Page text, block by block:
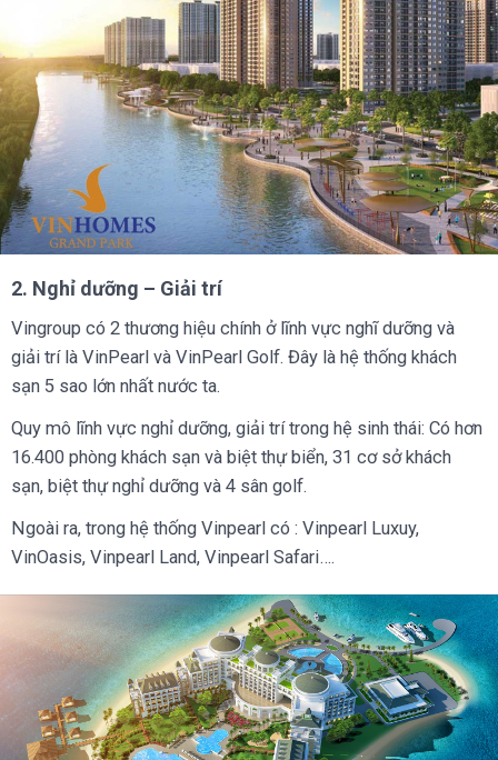
2. Nghỉ dưỡng – Giải trí
Vingroup có 2 thương hiệu chính ở lĩnh vực nghĩ dưỡng và
giải trí là VinPearl và VinPearl Golf. Đây là hệ thống khách
sạn 5 sao lớn nhất nước ta.
Quy mô lĩnh vực nghỉ dưỡng, giải trí trong hệ sinh thái: Có hơn
16.400 phòng khách sạn và biệt thự biển, 31 cơ sở khách
sạn, biệt thự nghỉ dưỡng và 4 sân golf.
Ngoài ra, trong hệ thống Vinpearl có : Vinpearl Luxuy,
VinOasis, Vinpearl Land, Vinpearl Safari….